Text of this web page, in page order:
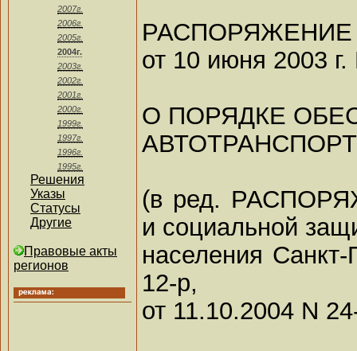
2007г.
2006г.
2005г.
2004г.
2003г.
2002г.
2001г.
2000г.
1999г.
1997г.
1996г.
1995г.
Решения
Указы
Статусы
Другие
Правовые акты
регионов
РАСПОРЯЖЕНИЕ
от 10 июня 2003 г.
О ПОРЯДКЕ
(в ред.
и социальной
населения
12-р,
от 11.10.2004 N